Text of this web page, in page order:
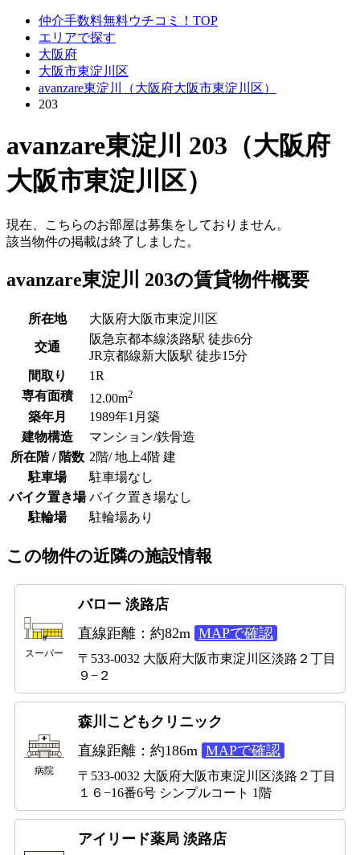
仲介手数料無料ウチコミ！TOP
エリアで探す
大阪府
大阪市東淀川区
avanzare東淀川（大阪府大阪市東淀川区）
203
avanzare東淀川 203（大阪府
大阪市東淀川区）
現在、こちらのお部屋は募集をしておりません。
該当物件の掲載は終了しました。
avanzare東淀川 203の賃貸物件概要
所在地 大阪府大阪市東淀川区
交通
阪急京都本線淡路駅 徒歩6分
JR京都線新大阪駅 徒歩15分
間取り
1R
専有面積
12.00m2
築年月
1989年1月築
建物構造
マンション/鉄骨造
所在階 / 階数 2階/ 地上4階 建
駐車場
駐車場なし
バイク置き場 バイク置き場なし
駐輪場
駐輪場あり
この物件の近隣の施設情報
スーパー
バロー 淡路店
直線距離：約82m MAPで確認
〒533-0032 大阪府大阪市東淀川区淡路２丁目
９−２
病院
森川こどもクリニック
直線距離：約186m MAPで確認
〒533-0032 大阪府大阪市東淀川区淡路２丁目
１６−16番6号 シンプルコート 1階
アイリード薬局 淡路店